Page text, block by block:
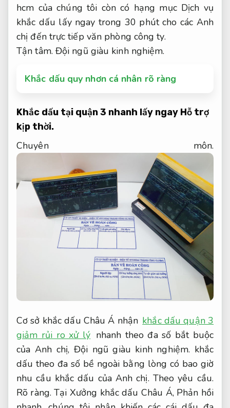
hcm của chúng tôi còn có hạng mục Dịch vụ
khắc dấu lấy ngay trong 30 phút cho các Anh
chị đến trực tiếp văn phòng công ty.
Tận tâm. Đội ngũ giàu kinh nghiệm.
Khắc dấu quy nhơn cá nhân rõ ràng
Khắc dấu tại quận 3 nhanh lấy ngay Hỗ trợ
kịp thời.
Chuyên môn.
Cơ sở khắc dấu Châu Á nhận khắc dấu quận 3
giảm rủi ro xử lý nhanh theo đa số bắt buộc
của Anh chị, Đội ngũ giàu kinh nghiệm. khắc
dấu theo đa số bề ngoài bằng lòng có bao giờ
nhu cầu khắc dấu của Anh chị. Theo yêu cầu.
Rõ ràng. Tại Xưởng khắc dấu Châu Á, Phản hồi